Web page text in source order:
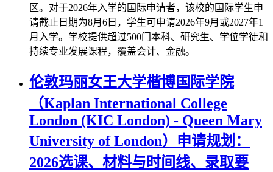
区。对于2026年入学的国际申请者，该校的国际学生申
请截止日期为8月6日，学生可申请2026年9月或2027年1
月入学。学校提供超过500门本科、研究生、学位学徒和
持续专业发展课程，覆盖会计、金融。
伦敦玛丽女王大学楷博国际学院
（Kaplan International College
London (KIC London) - Queen Mary
University of London）申请规划：
2026选课、材料与时间线、录取要